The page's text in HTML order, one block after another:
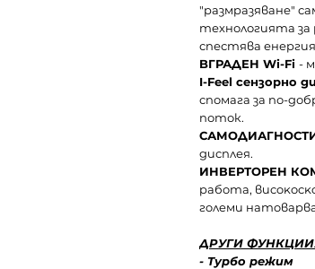
"размразяване"
технологията за
спестява
BГРАДЕН Wі-Fі -
I-Feel сензорно
спомага за по-
поток.
дисплея.
ИНВЕРТОРЕН
paбoтa,
гoлeми
ДРУГИ ФУНКЦИИ
- Typбo peжим